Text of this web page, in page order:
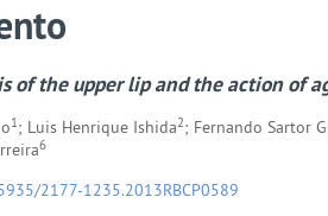
of the upper lip and the action of
1; Luis Henrique Ishida2; Fernando Sartor
6
2177-1235.2013RBCP0589